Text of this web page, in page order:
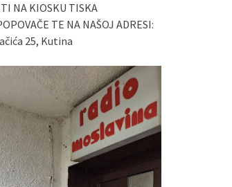
NA KIOSKU TISKA
TE NA NAŠOJ ADRESI:
25, Kutina